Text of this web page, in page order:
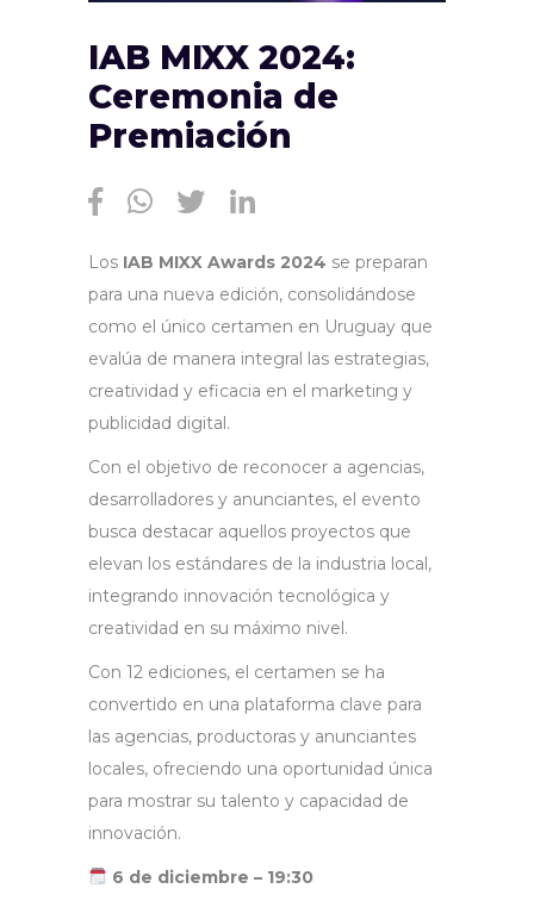
IAB MIXX 2024:
Ceremonia de
Premiación
Los IAB MIXX Awards 2024 se preparan
para una nueva edición, consolidándose
como el único certamen en Uruguay que
evalúa de manera integral las estrategias,
creatividad y eficacia en el marketing y
publicidad digital.
Con el objetivo de reconocer a agencias,
desarrolladores y anunciantes, el evento
busca destacar aquellos proyectos que
elevan los estándares de la industria local,
integrando innovación tecnológica y
creatividad en su máximo nivel.
Con 12 ediciones, el certamen se ha
convertido en una plataforma clave para
las agencias, productoras y anunciantes
locales, ofreciendo una oportunidad única
para mostrar su talento y capacidad de
innovación.
6 de diciembre – 19:30